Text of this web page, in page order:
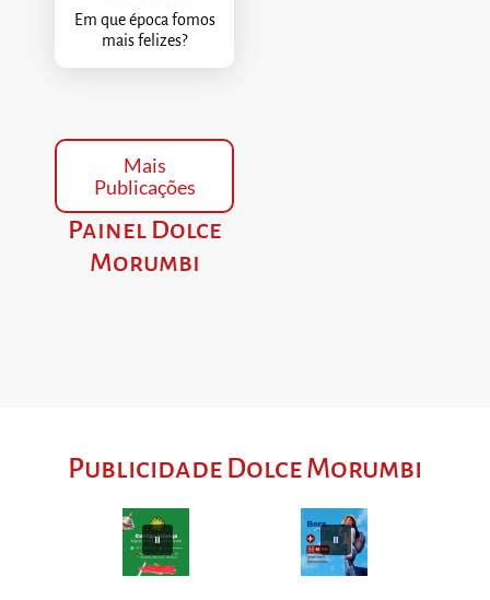
Em que época fomos
mais felizes?
Mais
Publicações
Painel Dolce
Morumbi
Publicidade Dolce Morumbi